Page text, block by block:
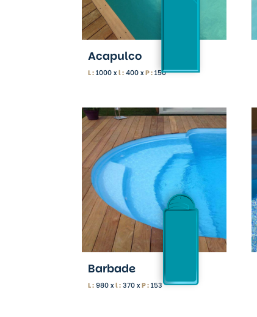
Acapulco
L :1000 xl :400 xP :150
Barbade
L :980 xl :370 xP :153